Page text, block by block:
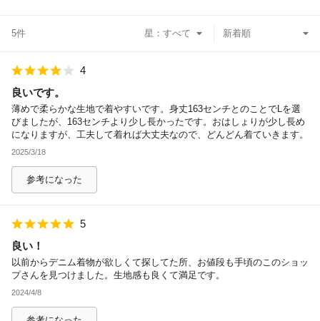
5件 星：
4
良いです。
薄めで柔らかな生地で着やすいです。身丈163センチとのことでLを選
びましたが、163センチより少し長かったです。おはしょりが少し長め
になりますが、工夫して着れば大丈夫なので、どんどん着ていきます。
2025/3/18
参考になった
5
良い！
以前からデニム着物が欲しくて探してた所、お値段も手頃のこのショッ
プさんを見つけました。生地感も良くて満足です。
2024/4/8
除外ワード